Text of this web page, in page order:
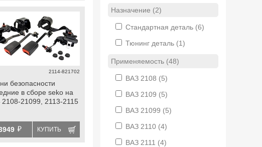
2114-821702
безопасности
в сборе seko на
2108-21099, 2113-2115
й КУПИТЬ
Назначение (2)
Стандартная деталь (6)
Тюнинг деталь (1)
Применяемость (48)
ВАЗ 2108 (5)
ВАЗ 2109 (5)
ВАЗ 21099 (5)
ВАЗ 2110 (4)
ВАЗ 2111 (4)